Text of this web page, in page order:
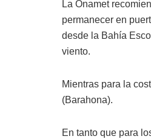
La Onamet
permanecer en
desde la Bahía
viento.
Mientras para la
(Barahona).
En tanto que para